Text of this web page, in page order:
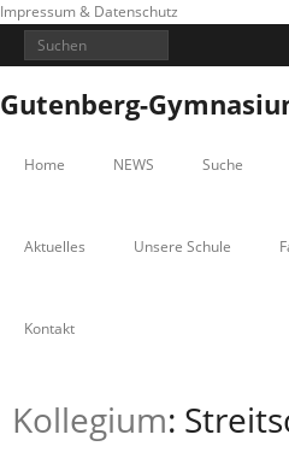
Impressum & Datenschutz
Gutenberg-
Home NEWS Suche
Aktuelles Unsere Schule
Kontakt
Kollegium: